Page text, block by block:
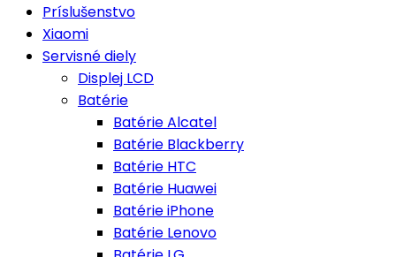
Príslušenstvo
Xiaomi
Servisné diely
Displej LCD
Batérie
Batérie Alcatel
Batérie Blackberry
Batérie HTC
Batérie Huawei
Batérie iPhone
Batérie Lenovo